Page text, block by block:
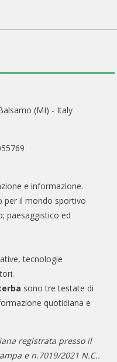
(MI) - Italy
e informazione.
per il mondo sportivo
paesaggistico ed
tecnologie
sono tre testate di
quotidiana e
registrata presso il
e n.7019/2021 N.C..